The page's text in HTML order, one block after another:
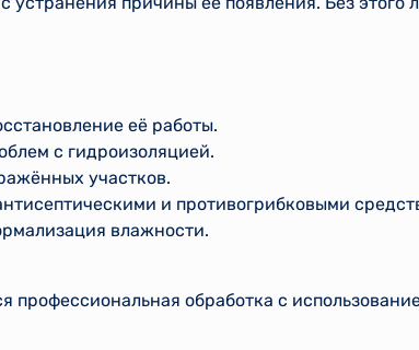
её работы.
с гидроизоляцией.
участков.
и противогрибковыми
влажности.
профессиональная обработка с